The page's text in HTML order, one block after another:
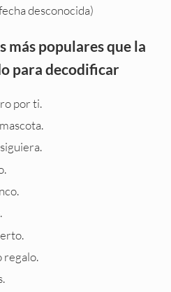
desconocida)
más populares que la
para decodificar
por ti.
regalo.